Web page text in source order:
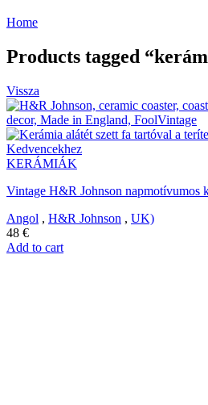
Home
Products tagged
Vissza
Kedvencekhez
KERÁMIÁK
Vintage H&R Johnson napmotívumos
Angol , H&R Johnson , UK)
48 €
Add to cart